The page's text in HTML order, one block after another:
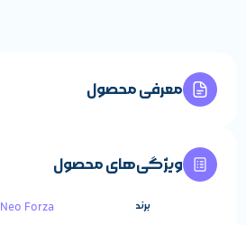
معرفی محصول
ویژگی‌های محصول
برند Neo Forza